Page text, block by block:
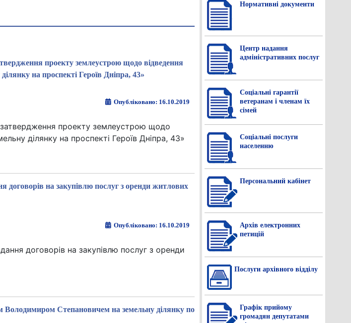
проекту землеустрою щодо відведення
на проспекті Героїв Дніпра, 43»
Опубліковано: 16.10.2019
затвердження проекту землеустрою щодо
ділянку на проспекті Героїв Дніпра, 43»
договорів на закупівлю послуг з оренди житлових
Опубліковано: 16.10.2019
договорів на закупівлю послуг з оренди
Володимиром Степановичем на земельну ділянку по
Нормативнi документи
Центр надання
адміністративних послуг
Соціальні гарантії
ветеранам і членам їх
сімей
Соціальні послуги
населенню
Персональний кабінет
Архів електронних
петицій
Послуги архівного відділу
Графік прийому
громадян депутатами